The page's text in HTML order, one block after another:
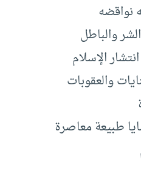
نواقضه
والباطل
الإسلام
والعقوبات
طبيعة معاصرة